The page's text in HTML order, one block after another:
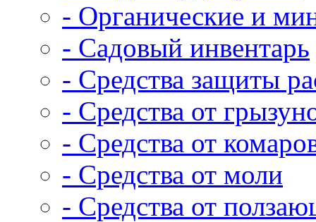
- Органические и
- Садовый инвентарь
- Средства защиты
- Средства от
- Средства от
- Средства от моли
- Средства от